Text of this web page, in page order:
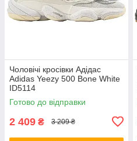
Чоловічі кросівки Адідас
Adidas Yeezy 500 Bone White
ID5114
Готово до відправки
2 409 ₴ 3 209 ₴